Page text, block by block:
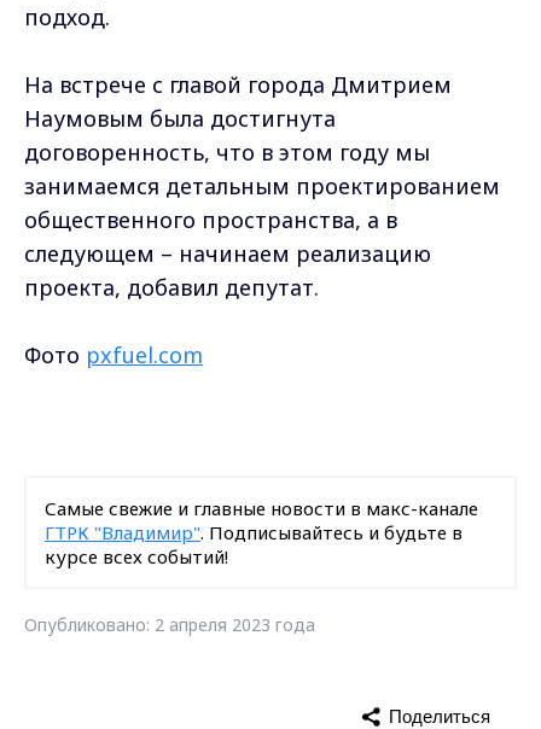
подход.
На встрече с главой города Дмитрием
Наумовым была достигнута
договоренность, что в этом году мы
занимаемся детальным проектированием
общественного пространства, а в
следующем – начинаем реализацию
проекта, добавил депутат.
Фото pxfuel.com
Самые свежие и главные новости в макс-канале
ГТРК "Владимир". Подписывайтесь и будьте в
курсе всех событий!
Опубликовано: 2 апреля 2023 года
Поделиться